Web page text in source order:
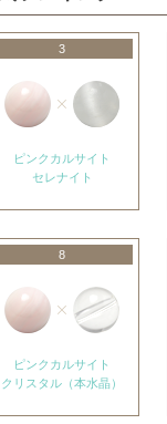
3
ピンクカルサイト
セレナイト
8
ピンクカルサイト
クリスタル（本水晶）